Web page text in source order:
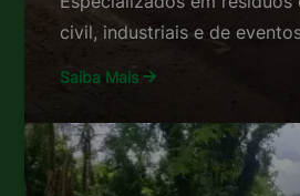
civil, industriais e de
Saiba Mais